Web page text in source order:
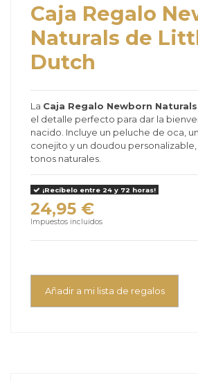
Caja Regalo
Naturals de
Dutch
La Caja Regalo Newborn Naturals
el detalle perfecto para dar la
nacido. Incluye un peluche de oca,
conejito y un doudou
tonos naturales.
¡Recíbelo entre 24 y 72 horas!
24,95 €
Impuestos incluidos
Añadir a mi lista de regalos